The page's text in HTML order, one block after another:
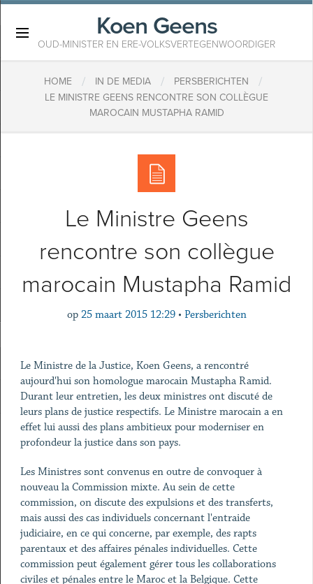
Koen Geens
OUD-MINISTER EN ERE-VOLKSVERTEGENWOORDIGER
HOME / IN DE MEDIA / PERSBERICHTEN /
LE MINISTRE GEENS RENCONTRE SON COLLÈGUE
MAROCAIN MUSTAPHA RAMID
Le Ministre Geens
rencontre son collègue
marocain Mustapha Ramid
op 25 maart 2015 12:29 • Persberichten
Le Ministre de la Justice, Koen Geens, a rencontré
aujourd'hui son homologue marocain Mustapha Ramid.
Durant leur entretien, les deux ministres ont discuté de
leurs plans de justice respectifs. Le Ministre marocain a en
effet lui aussi des plans ambitieux pour moderniser en
profondeur la justice dans son pays.
Les Ministres sont convenus en outre de convoquer à
nouveau la Commission mixte. Au sein de cette
commission, on discute des expulsions et des transferts,
mais aussi des cas individuels concernant l'entraide
judiciaire, en ce qui concerne, par exemple, des rapts
parentaux et des affaires pénales individuelles. Cette
commission peut également gérer tous les collaborations
civiles et pénales entre le Maroc et la Belgique. Cette